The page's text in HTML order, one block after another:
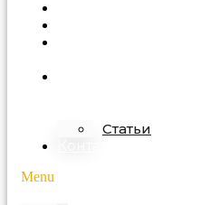
Статьи
Menu